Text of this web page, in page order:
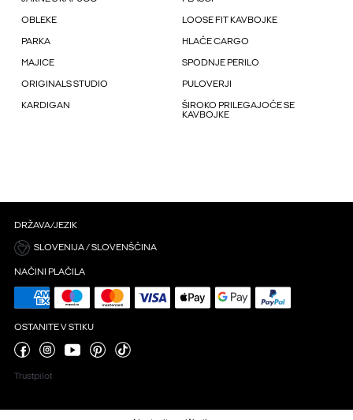
OBLEKE LOOSE FIT KAVBOJKE
PARKA HLAČE CARGO
MAJICE SPODNJE PERILO
ORIGINALS STUDIO PULOVERJI
KARDIGAN
ŠIROKO PRILEGAJOČE SE
KAVBOJKE
DRŽAVA/JEZIK
SLOVENIJA / SLOVENŠČINA
NAČINI PLAČILA
OSTANITE V STIKU
Trustpilot